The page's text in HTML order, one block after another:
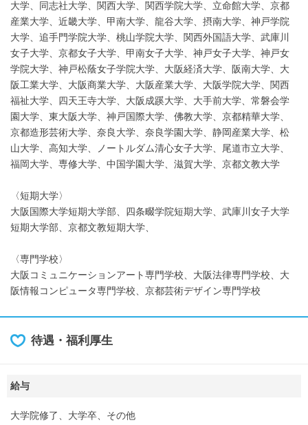
大学、同志社大学、関西大学、関西学院大学、立命館大学、京都
産業大学、近畿大学、甲南大学、龍谷大学、摂南大学、神戸学院
大学、追手門学院大学、桃山学院大学、関西外国語大学、武庫川
女子大学、京都女子大学、甲南女子大学、神戸女子大学、神戸女
学院大学、神戸松蔭女子学院大学、大阪経済大学、阪南大学、大
阪工業大学、大阪商業大学、大阪産業大学、大阪学院大学、関西
福祉大学、四天王寺大学、大阪成蹊大学、大手前大学、常磐会学
園大学、東大阪大学、神戸国際大学、佛教大学、京都精華大学、
京都造形芸術大学、奈良大学、奈良学園大学、静岡産業大学、松
山大学、高知大学、ノートルダム清心女子大学、尾道市立大学、
福岡大学、専修大学、中国学園大学、滋賀大学、京都文教大学
〈短期大学〉
大阪国際大学短期大学部、四条畷学院短期大学、武庫川女子大学
短期大学部、京都文教短期大学、
〈専門学校〉
大阪コミュニケーションアート専門学校、大阪法律専門学校、大
阪情報コンピュータ専門学校、京都芸術デザイン専門学校
待遇・福利厚生
給与
大学院修了、大学卒、その他